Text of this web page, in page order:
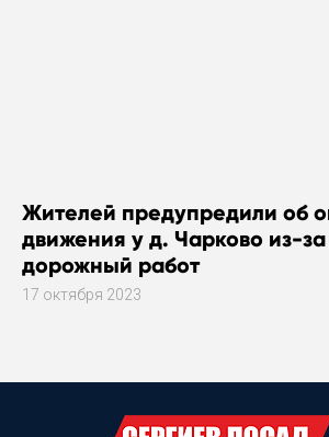
Жителей предупредили об
движения у д. Чарково из-
дорожный работ
17 октября 2023